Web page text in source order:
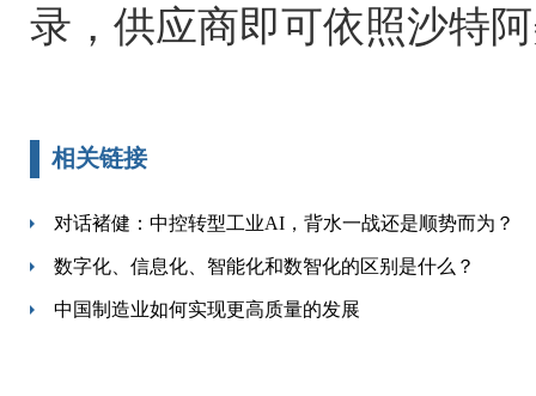
录，供应商即可依照沙特
相关链接
对话褚健：中控转型工业AI，背水一战还是顺势而为？
数字化、信息化、智能化和数智化的区别是什么？
中国制造业如何实现更高质量的发展